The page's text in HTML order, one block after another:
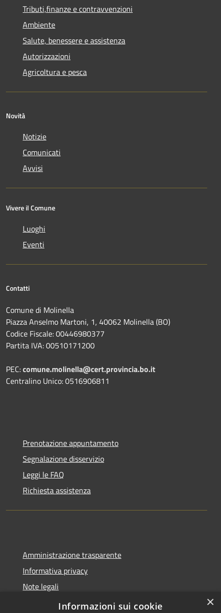
Tributi,finanze e contravvenzioni
Ambiente
Salute, benessere e assistenza
Autorizzazioni
Agricoltura e pesca
Novità
Notizie
Comunicati
Avvisi
Vivere il Comune
Luoghi
Eventi
Contatti
Comune di Molinella
Piazza Anselmo Martoni, 1, 40062 Molinella (BO)
Codice Fiscale: 00446980377
Partita IVA: 00510171200
PEC:comune.molinella@cert.provincia.bo.it
Centralino Unico: 0516906811
Prenotazione appuntamento
Segnalazione disservizio
Leggi le FAQ
Richiesta assistenza
Amministrazione trasparente
Informativa privacy
Note legali
Dichiarazione di accessibilità
×
Informazioni sui cookie